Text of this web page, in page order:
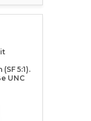
5:1).
UNC